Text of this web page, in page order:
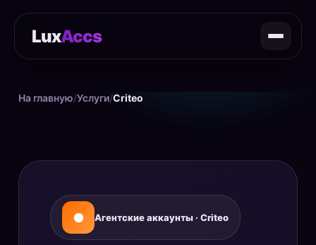
LuxAccs
На главную/Услуги/Criteo
Агентские аккаунты · Criteo